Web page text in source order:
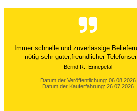
Der Versand ist immer innerhalb von 24
abgewickelt. Grossartig. Ich liebe die
Alubeutel.
Datum der Veröffentlichung: 06.08.2026
Datum der Kauferfahrung: 27.07.2026